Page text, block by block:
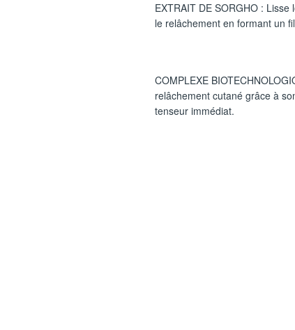
EXTRAIT DE SORGHO :
le relâchement en formant un
COMPLEXE
relâchement cutané grâce à
tenseur immédiat.